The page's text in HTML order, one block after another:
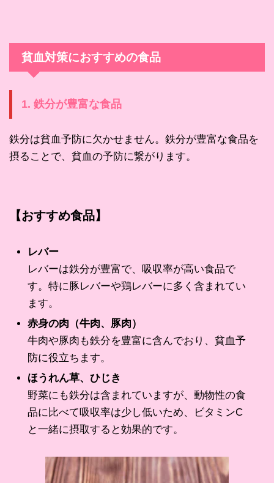
貧血対策におすすめの食品
1. 鉄分が豊富な食品
鉄分は貧血予防に欠かせません。鉄分が豊富な食品を
摂ることで、貧血の予防に繋がります。
【おすすめ食品】
レバー
レバーは鉄分が豊富で、吸収率が高い食品で
す。特に豚レバーや鶏レバーに多く含まれてい
ます。
赤身の肉（牛肉、豚肉）
牛肉や豚肉も鉄分を豊富に含んでおり、貧血予
防に役立ちます。
ほうれん草、ひじき
野菜にも鉄分は含まれていますが、動物性の食
品に比べて吸収率は少し低いため、ビタミンC
と一緒に摂取すると効果的です。